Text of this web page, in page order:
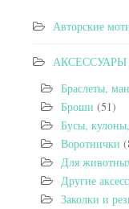
Авторские
АКСЕССУАРЫ
Браслеты,
Броши (51)
Бусы,
Воротнички
Для
Другие
Заколки и